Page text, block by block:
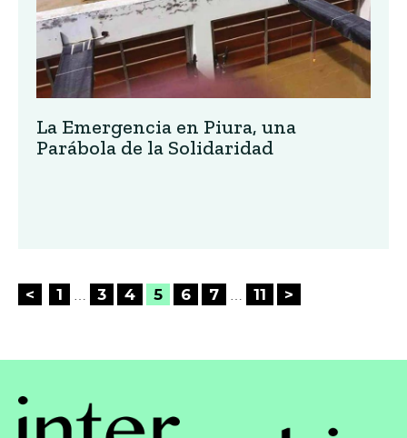
La Emergencia en Piura, una
Parábola de la Solidaridad
Posts
< 1 … 3 4 5 6 7 … 11 >